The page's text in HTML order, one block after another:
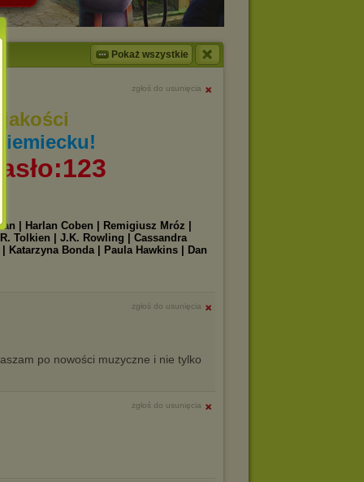
Pokaż wszystkie
zgłoś do usunięcia
jakości
niemiecku!
| Harlan Coben | Remigiusz Mróz |
Tolkien | J.K. Rowling | Cassandra
Katarzyna Bonda | Paula Hawkins | Dan
zgłoś do usunięcia
po nowości muzyczne i nie tylko
zgłoś do usunięcia